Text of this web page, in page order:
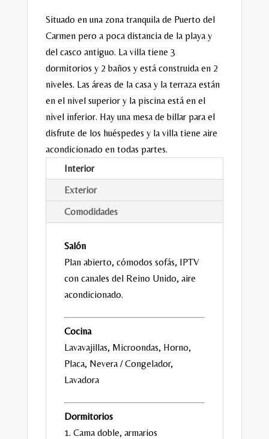
Situado en una zona tranquila de Puerto del
Carmen pero a poca distancia de la playa y
del casco antiguo. La villa tiene 3
dormitorios y 2 baños y está construida en 2
niveles. Las áreas de la casa y la terraza están
en el nivel superior y la piscina está en el
nivel inferior. Hay una mesa de billar para el
disfrute de los huéspedes y la villa tiene aire
acondicionado en todas partes.
Interior
Exterior
Comodidades
Salón
Plan abierto, cómodos sofás, IPTV
con canales del Reino Unido, aire
acondicionado.
Cocina
Lavavajillas, Microondas, Horno,
Placa, Nevera / Congelador,
Lavadora
Dormitorios
1. Cama doble, armarios